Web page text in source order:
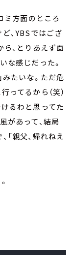
ミ方面のところ
、YBSではござ
ら、とりあえず面
な感じだった。
みたいな。ただ危
ってるから（笑）
るわと思ってた
があって、結局
「親父、帰れねえ